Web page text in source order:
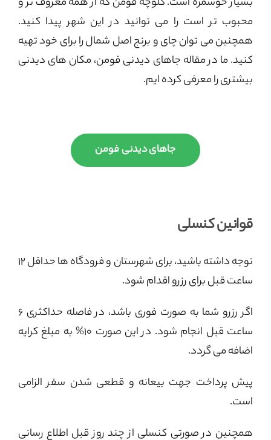
محبوب تر است را می توانید در این شهر پیدا کنید.
همچنین می توان چای و برنج اصل شمال را برای خود تهیه
کنید. ما در مقاله جاهای دیدنی فومن، مکان های دیدنی
بیشتری را معرفی کرده ایم.
جاهای دیدنی فومن
قوانین کنسلی
توجه داشته باشید، برای شهرستان و فرودگاه ها حداقل ۱۲
ساعت قبل برای رزرو اقدام شود.
اگر رزرو شما به صورت فوری باشد، در فاصله حداکثری ۶
ساعت قبل انجام شود. در این صورت ۱۰% به مبلغ کرایه
اضافه می گردد.
پیش پرداخت جهت بیعانه و قطعی شدن سفر الزامی
است.
همچنین در صورتی کنسلی از چند روز قبل اطلاع رسانی